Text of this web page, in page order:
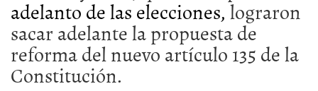
adelanto de las elecciones,lograron
sacar adelante la propuesta de
reforma del nuevo artículo 135 de la
Constitución.